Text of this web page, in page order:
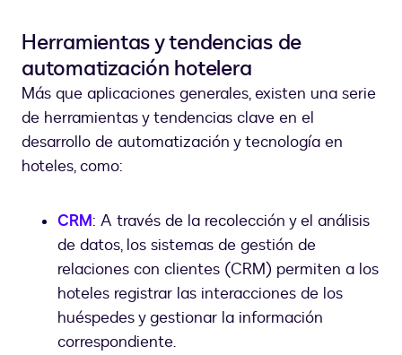
Herramientas y tendencias de
automatización hotelera
Más que aplicaciones generales, existen una serie
de herramientas y tendencias clave en el
desarrollo de automatización y tecnología en
hoteles, como:
CRM: A través de la recolección y el análisis
de datos, los sistemas de gestión de
relaciones con clientes (CRM) permiten a los
hoteles registrar las interacciones de los
huéspedes y gestionar la información
correspondiente.